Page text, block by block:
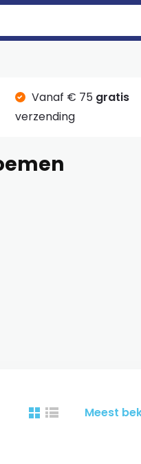
Vanaf € 75 gratis
verzending
Meest